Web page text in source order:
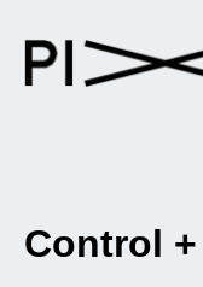
Control +